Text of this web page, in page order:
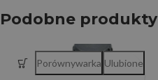
Podobne produkty
Porównywarka Ulubione